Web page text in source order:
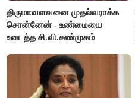
திருமாவளவனை முதல்வராக்க
சொன்னேன் - உண்மையை
உடைத்த சி.வி.சண்முகம்